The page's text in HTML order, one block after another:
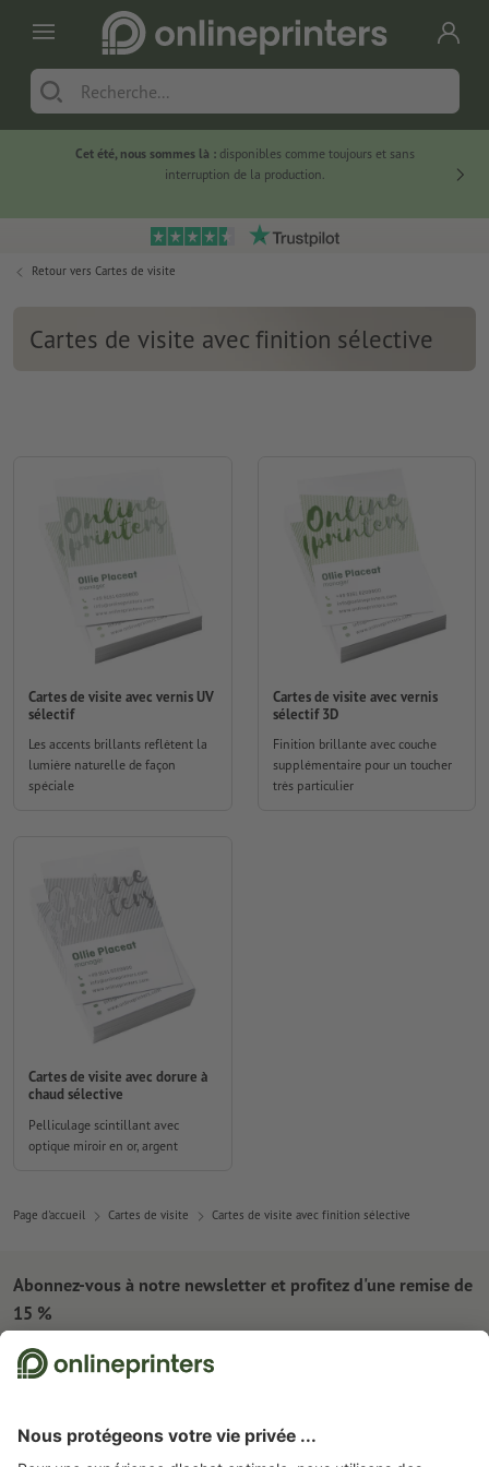
Cet été, nous sommes là :disponibles comme toujours et sans
interruption de la production.
Retour vers Cartes de visite
Cartes de visite avec finition sélective
Cartes de visite avec vernis UV
sélectif
Les accents brillants reflètent la
lumière naturelle de façon
spéciale
Cartes de visite avec vernis
sélectif 3D
Finition brillante avec couche
supplémentaire pour un toucher
très particulier
Cartes de visite avec dorure à
chaud sélective
Pelliculage scintillant avec
optique miroir en or, argent
Page d'accueil Cartes de visite Cartes de visite avec finition sélective
À propos de nous
Abonnez-vous à notre newsletter et profitez d'une remise de
15 %